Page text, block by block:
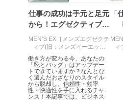
5
人情報
め
パートナー（提携
により当社の
定期購読サービス
等をご利用の方の
個人情報
購入商品
た商品の
ル等によ
サービス
に関する
当社のサ
よびその
仕事の成功は手元と足元
から！エグゼクティブの
ための靴＆...
MEN’S EX［メンズエグゼクテ
ィブ(旧：メンズイーエック
ス)］ Summer 2026
働き方が変わる今、あなたの
「靴とバッグ」はアップデー
トできていますか？なんとな
く選んだおざなりのスタイル
から脱却し、信頼性・効率
性・快適性を手に入れるチャ
ンス！本記事では、ビジネス
「
ィ